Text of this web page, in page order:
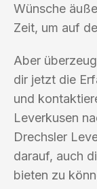
Wünsche
Zeit, um auf
Aber
dir jetzt die
und
Leverkusen
Drechsler
darauf, auch
bieten zu